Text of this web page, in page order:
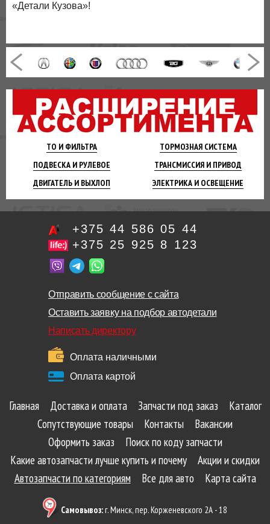
ТО И ФИЛЬТРА ТОРМОЗНАЯСИСТЕМА
ПОДВЕСКА И РУЛЕВОЕ ТРАНСМИССИЯ И ПРИВОД
ДВИГАТЕЛЬ И ВЫХЛОП ЭЛЕКТРИКА И ОСВЕЩЕНИЕ
«Детали Кузова»!
+375 44 586 05 44
+375 25 925 8 123
Отправить сообщение с сайта
Оставить заявку на подбор автодетали
Написать директору
Оплата наличными
Оплата картой
Главная Доставка и оплата Запчасти под заказ
Каталог
Сопутствующие товары
Контакты
Вакансии
Оформить заказ
Поиск по коду запчасти
Какие автозапчасти лучше купить и почему
Акции и скидки
Автозапчасти по категориям
Все для авто Карта сайта
Самовывоз:г. Минск, пер. Корженевского 2А - 18